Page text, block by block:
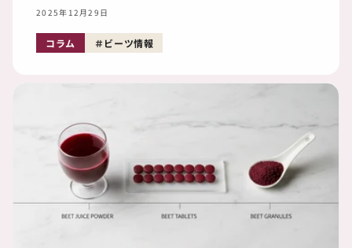
2025年12月29日
コラム ビーツ情報